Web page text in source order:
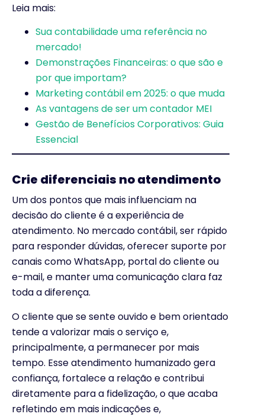
Leia mais:
Sua contabilidade uma referência no
mercado!
Demonstrações Financeiras: o que são e
por que importam?
Marketing contábil em 2025: o que muda
As vantagens de ser um contador MEI
Gestão de Benefícios Corporativos: Guia
Essencial
Crie diferenciais no atendimento
Um dos pontos que mais influenciam na
decisão do cliente é a experiência de
atendimento. No mercado contábil, ser rápido
para responder dúvidas, oferecer suporte por
canais como WhatsApp, portal do cliente ou
e-mail, e manter uma comunicação clara faz
toda a diferença.
O cliente que se sente ouvido e bem orientado
tende a valorizar mais o serviço e,
principalmente, a permanecer por mais
tempo. Esse atendimento humanizado gera
confiança, fortalece a relação e contribui
diretamente para a fidelização, o que acaba
refletindo em mais indicações e,